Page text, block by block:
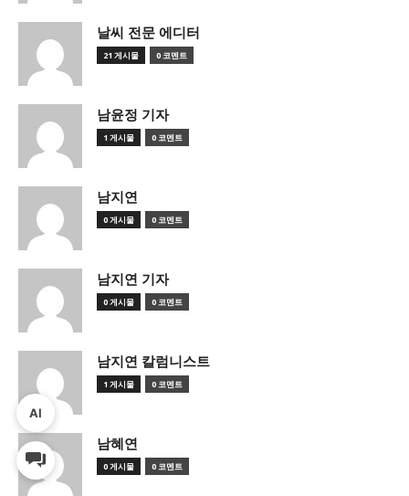
날씨 전문 에디터
21 게시물 0 코멘트
남윤정 기자
1 게시물 0 코멘트
남지연
0 게시물 0 코멘트
남지연 기자
0 게시물 0 코멘트
남지연 칼럼니스트
1 게시물 0 코멘트
남혜연
0 게시물 0 코멘트
AI